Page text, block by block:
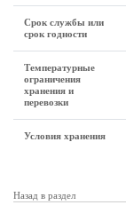
Срок службы или
срок годности
Температурные
ограничения
хранения и
перевозки
Условия хранения
Назад в раздел